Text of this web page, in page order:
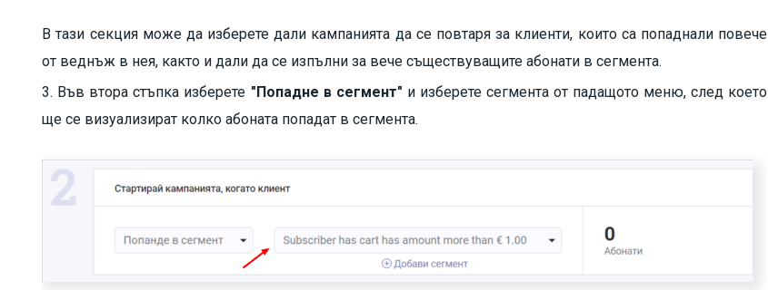
В тази секция може да изберете дали кампанията да се повтаря за клиенти, които са попаднали повече
от веднъж в нея, както и дали да се изпълни за вече съществуващите абонати в сегмента.
3. Във втора стъпка изберете "Попадне в сегмент" и изберете сегмента от падащото меню, след което
ще се визуализират колко абоната попадат в сегмента.